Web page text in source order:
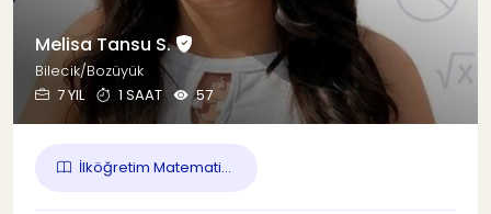
Melisa Tansu S.
Bilecik/Bozüyük
7 YIL
1 SAAT 57
İlköğretim Matemati...